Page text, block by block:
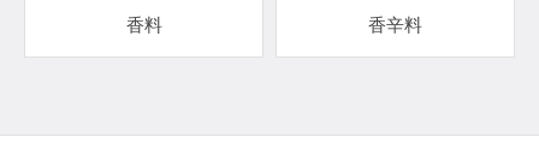
香料 香辛料